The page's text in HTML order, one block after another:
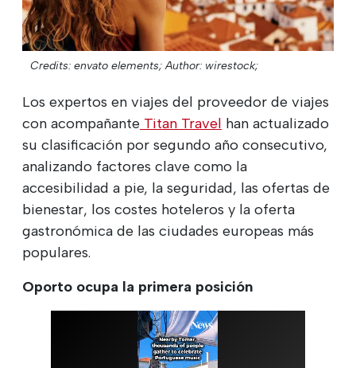
Credits: envato elements; Author: wirestock;
Los expertos en viajes del proveedor de viajes
con acompañante Titan Travel han actualizado
su clasificación por segundo año consecutivo,
analizando factores clave como la
accesibilidad a pie, la seguridad, las ofertas de
bienestar, los costes hoteleros y la oferta
gastronómica de las ciudades europeas más
populares.
Oporto ocupa la primera posición